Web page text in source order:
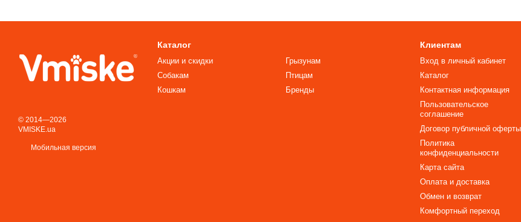
© 2014—2026
VMISKE.ua
Мобильная версия
Каталог
Акции и скидки
Собакам
Кошкам
Грызунам
Птицам
Бренды
Клиентам
Вход в личный кабинет
Каталог
Контактная информация
Пользовательское
соглашение
Договор публичной оферты
Политика
конфиденциальности
Карта сайта
Оплата и доставка
Обмен и возврат
Комфортный переход